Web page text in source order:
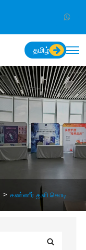
தமிழ்
கண்ணீர் துளி கொடி